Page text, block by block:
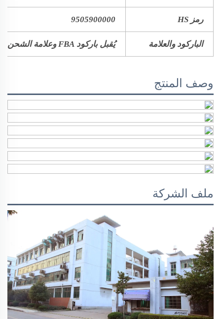
رمز HS 9505900000
الباركود والعلامة يُقبل باركود FBA وعلامة الشحن
وصف المنتج
ملف الشركة